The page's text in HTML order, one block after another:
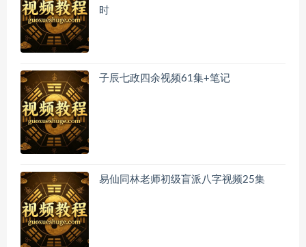
时
子辰七政四余视频61集+笔记
易仙同林老师初级盲派八字视频25集